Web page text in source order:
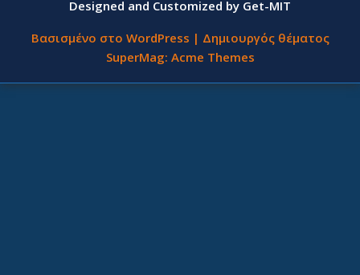
Designed and Customized by Get-MIT
Βασισμένο στο WordPress | Δημιουργός θέματος
SuperMag: Acme Themes